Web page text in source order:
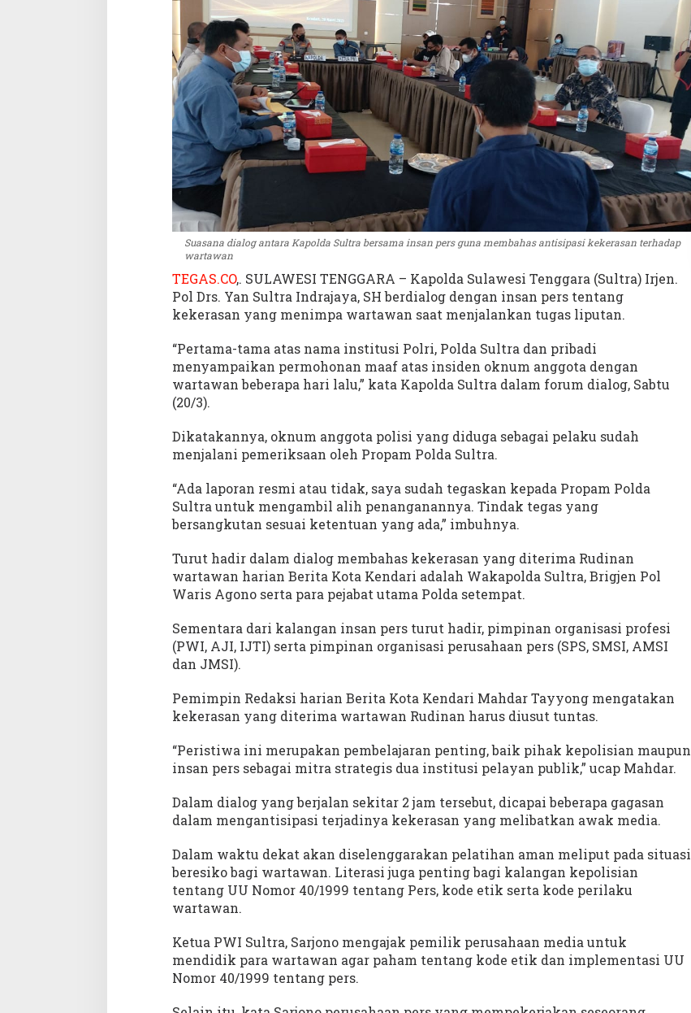
a
I
n
s
a
n
P
e
r
s
Suasana dialog antara Kapolda Sultra bersama insan pers guna membahas antisipasi kekerasan terhadap
wartawan
TEGAS.CO,. SULAWESI TENGGARA – Kapolda Sulawesi Tenggara (Sultra) Irjen.
Pol Drs. Yan Sultra Indrajaya, SH berdialog dengan insan pers tentang
kekerasan yang menimpa wartawan saat menjalankan tugas liputan.
“Pertama-tama atas nama institusi Polri, Polda Sultra dan pribadi
menyampaikan permohonan maaf atas insiden oknum anggota dengan
wartawan beberapa hari lalu,” kata Kapolda Sultra dalam forum dialog, Sabtu
(20/3).
Dikatakannya, oknum anggota polisi yang diduga sebagai pelaku sudah
menjalani pemeriksaan oleh Propam Polda Sultra.
“Ada laporan resmi atau tidak, saya sudah tegaskan kepada Propam Polda
Sultra untuk mengambil alih penanganannya. Tindak tegas yang
bersangkutan sesuai ketentuan yang ada,” imbuhnya.
Turut hadir dalam dialog membahas kekerasan yang diterima Rudinan
wartawan harian Berita Kota Kendari adalah Wakapolda Sultra, Brigjen Pol
Waris Agono serta para pejabat utama Polda setempat.
Sementara dari kalangan insan pers turut hadir, pimpinan organisasi profesi
(PWI, AJI, IJTI) serta pimpinan organisasi perusahaan pers (SPS, SMSI, AMSI
dan JMSI).
Pemimpin Redaksi harian Berita Kota Kendari Mahdar Tayyong mengatakan
kekerasan yang diterima wartawan Rudinan harus diusut tuntas.
“Peristiwa ini merupakan pembelajaran penting, baik pihak kepolisian maupun
insan pers sebagai mitra strategis dua institusi pelayan publik,” ucap Mahdar.
Dalam dialog yang berjalan sekitar 2 jam tersebut, dicapai beberapa gagasan
dalam mengantisipasi terjadinya kekerasan yang melibatkan awak media.
Dalam waktu dekat akan diselenggarakan pelatihan aman meliput pada situasi
beresiko bagi wartawan. Literasi juga penting bagi kalangan kepolisian
tentang UU Nomor 40/1999 tentang Pers, kode etik serta kode perilaku
wartawan.
Ketua PWI Sultra, Sarjono mengajak pemilik perusahaan media untuk
mendidik para wartawan agar paham tentang kode etik dan implementasi UU
Nomor 40/1999 tentang pers.